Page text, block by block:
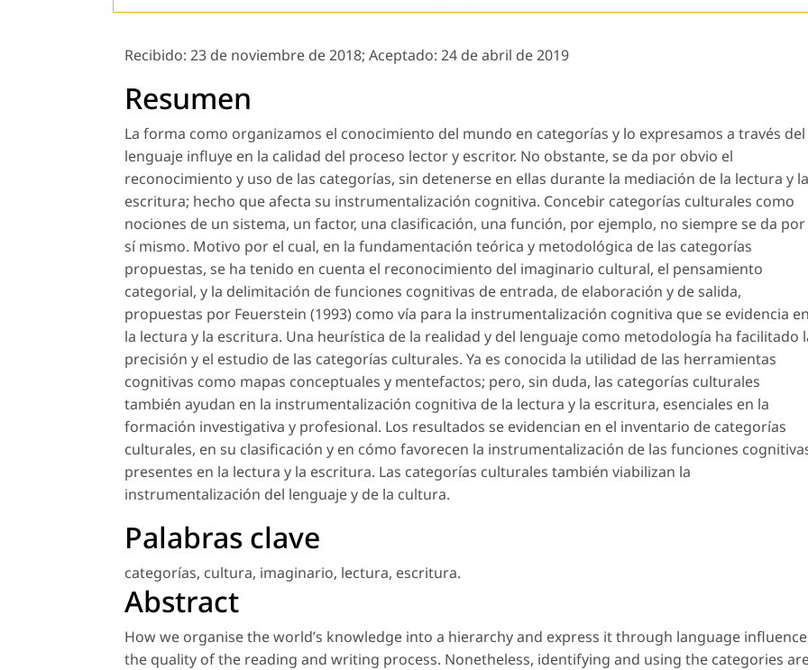
Recibido: 23 de noviembre de 2018; Aceptado: 24 de abril de 2019
Resumen
La forma como organizamos el conocimiento del mundo en categorías y lo expresamos a través del
lenguaje influye en la calidad del proceso lector y escritor. No obstante, se da por obvio el
reconocimiento y uso de las categorías, sin detenerse en ellas durante la mediación de la lectura y la
escritura; hecho que afecta su instrumentalización cognitiva. Concebir categorías culturales como
nociones de un sistema, un factor, una clasificación, una función, por ejemplo, no siempre se da por
sí mismo. Motivo por el cual, en la fundamentación teórica y metodológica de las categorías
propuestas, se ha tenido en cuenta el reconocimiento del imaginario cultural, el pensamiento
categorial, y la delimitación de funciones cognitivas de entrada, de elaboración y de salida,
propuestas por Feuerstein (1993) como vía para la instrumentalización cognitiva que se evidencia en
la lectura y la escritura. Una heurística de la realidad y del lenguaje como metodología ha facilitado
precisión y el estudio de las categorías culturales. Ya es conocida la utilidad de las herramientas
cognitivas como mapas conceptuales y mentefactos; pero, sin duda, las categorías culturales
también ayudan en la instrumentalización cognitiva de la lectura y la escritura, esenciales en la
formación investigativa y profesional. Los resultados se evidencian en el inventario de categorías
culturales, en su clasificación y en cómo favorecen la instrumentalización de las funciones
presentes en la lectura y la escritura. Las categorías culturales también viabilizan la
instrumentalización del lenguaje y de la cultura.
Palabras clave
categorías, cultura, imaginario, lectura, escritura.
Abstract
How we organise the world’s knowledge into a hierarchy and express it through language
the quality of the reading and writing process. Nonetheless, identifying and using the categories